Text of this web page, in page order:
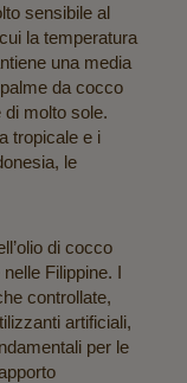
sensibile al
la temperatura
una media
da cocco
di molto sole.
tropicale e i
le
di cocco
Filippine. I
controllate,
artificiali,
per le